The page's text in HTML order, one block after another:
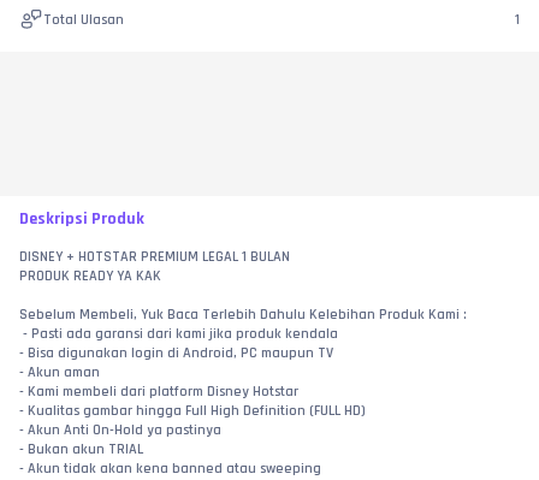
Total Ulasan 1
Deskripsi Produk
DISNEY + HOTSTAR PREMIUM LEGAL 1 BULAN
PRODUK READY YA KAK
Sebelum Membeli, Yuk Baca Terlebih Dahulu Kelebihan Produk Kami :
- Pasti ada garansi dari kami jika produk kendala
- Bisa digunakan login di Android, PC maupun TV
- Akun aman
- Kami membeli dari platform Disney Hotstar
- Kualitas gambar hingga Full High Definition (FULL HD)
- Akun Anti On-Hold ya pastinya
- Bukan akun TRIAL
- Akun tidak akan kena banned atau sweeping